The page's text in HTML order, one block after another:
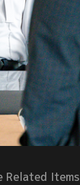
Related Items